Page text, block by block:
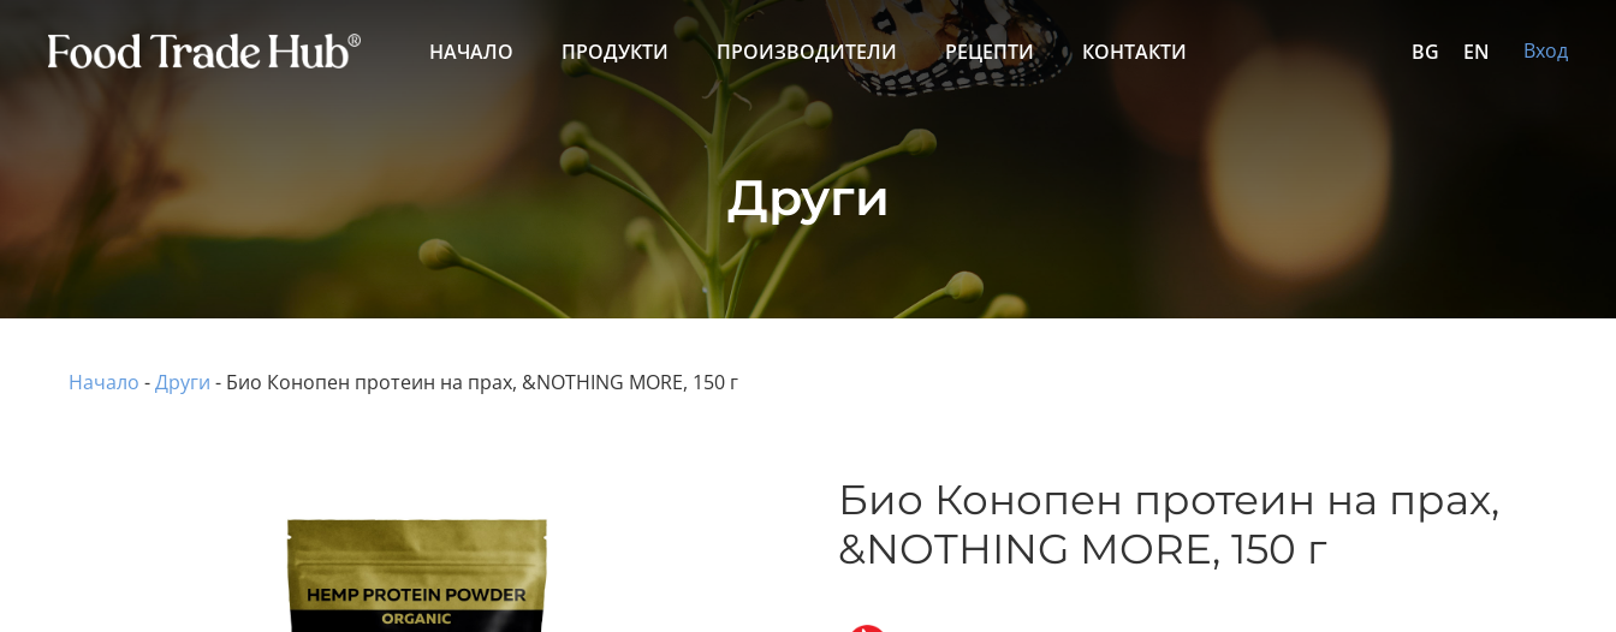
BG EN
НАЧАЛО ПРОДУКТИ ПРОИЗВОДИТЕЛИ РЕЦЕПТИ КОНТАКТИ Вход
Други
Начало -Други - Био Конопен протеин на прах, &NOTHING MORE, 150 г
Био Конопен протеин на прах,
&NOTHING MORE, 150 г